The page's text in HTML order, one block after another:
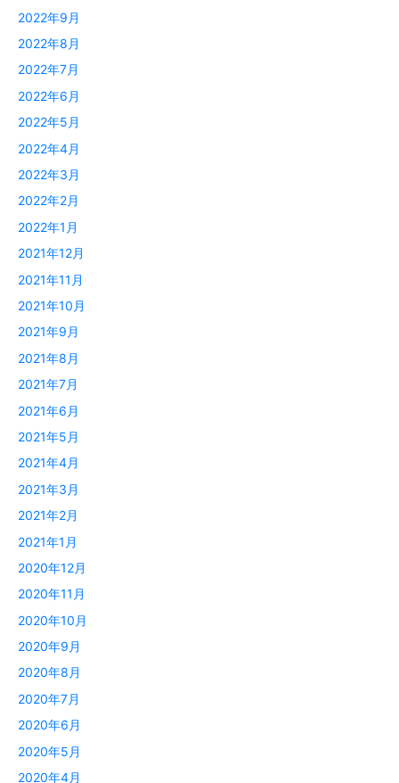
2022年9月
2022年8月
2022年7月
2022年6月
2022年5月
2022年4月
2022年3月
2022年2月
2022年1月
2021年12月
2021年11月
2021年10月
2021年9月
2021年8月
2021年7月
2021年6月
2021年5月
2021年4月
2021年3月
2021年2月
2021年1月
2020年12月
2020年11月
2020年10月
2020年9月
2020年8月
2020年7月
2020年6月
2020年5月
2020年4月